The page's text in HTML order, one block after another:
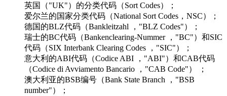
英国（"UK"）的分类代码（Sort Codes）；
爱尔兰的国家分类代码（National Sort Codes，NSC）；
德国的BLZ代码（Bankleitzahl ，"BLZ Codes"）；
瑞士的BC代码（Bankenclearing-Nummer ，"BC"）和SIC
代码（SIX Interbank Clearing Codes ，"SIC"）；
意大利的ABI代码（Codice ABI ，"ABI"）和CAB代码
（Codice di Avviamento Bancario ，"CAB Code"） ；
澳大利亚的BSB编号（Bank State Branch ，"BSB
number"）；